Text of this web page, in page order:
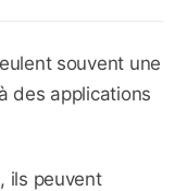
souvent une
des applications
ils peuvent